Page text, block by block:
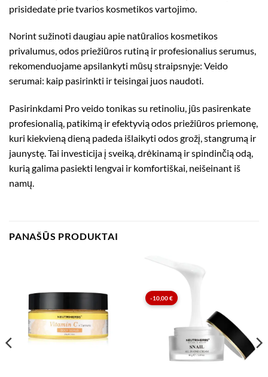
prisidedate prie tvarios kosmetikos vartojimo.
Norint sužinoti daugiau apie natūralios kosmetikos
privalumus, odos priežiūros rutiną ir profesionalius serumus,
rekomenduojame apsilankyti mūsų straipsnyje: Veido
serumai: kaip pasirinkti ir teisingai juos naudoti.
Pasirinkdami Pro veido tonikas su retinoliu, jūs pasirenkate
profesionalią, patikimą ir efektyvią odos priežiūros priemonę,
kuri kiekvieną dieną padeda išlaikyti odos grožį, stangrumą ir
jaunystę. Tai investicija į sveiką, drėkinamą ir spindinčią odą,
kurią galima pasiekti lengvai ir komfortiškai, neišeinant iš
namų.
PANAŠŪS PRODUKTAI
-10,00€